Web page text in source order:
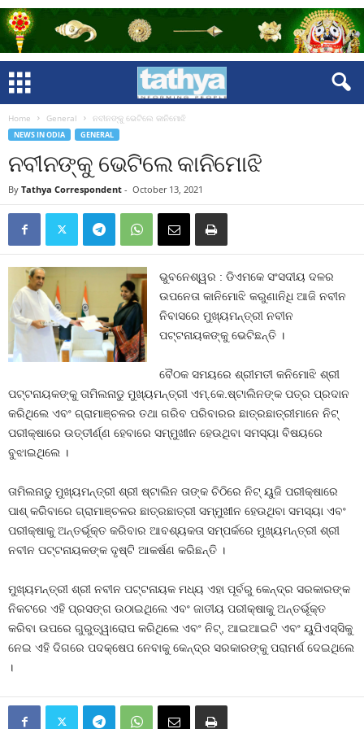
Home General ନବୀନଙ୍କୁ ଭେଟିଲେ କାନିମୋଝି
NEWS IN ODIA GENERAL
ନବୀନଙ୍କୁ ଭେଟିଲେ କାନିମୋଝି
By Tathya Correspondent - October 13, 2021
ଭୁବନେଶ୍ୱର : ଡିଏମକେ ସଂସଦୀୟ ଦଳର
ଉପନେତା କାନିମୋଝି କରୁଣାନିଧି ଆଜି ନବୀନ
ନିବାସରେ ମୁଖ୍ୟମନ୍ତ୍ରୀ ନବୀନ
ପଟ୍ଟନାୟକଙ୍କୁ ଭେଟିଛନ୍ତି ।
ବୈଠକ ସମୟରେ ଶ୍ରୀମତୀ କନିମୋଝି ଶ୍ରୀ
ପଟ୍ଟନାୟକଙ୍କୁ ତାମିଲନାଡୁ ମୁଖ୍ୟମନ୍ତ୍ରୀ ଏମ୍‍.କେ.ଷ୍ଟାଲିନଙ୍କ ପତ୍ର ପ୍ରଦାନ
କରିଥିଲେ ଏବଂ ଗ୍ରାମାଞ୍ଚଳର ତଥା ଗରିବ ପରିବାରର ଛାତ୍ରଛାତ୍ରୀମାନେ ନିଟ୍‍
ପରୀକ୍ଷାରେ ଉତ୍ତୀର୍ଣ୍ଣ ହେବାରେ ସମ୍ମୁଖୀନ ହେଉଥିବା ସମସ୍ୟା ବିଷୟରେ
ବୁଝାଇଥିଲେ ।
ତାମିଲନାଡୁ ମୁଖ୍ୟମନ୍ତ୍ରୀ ଶ୍ରୀ ଷ୍ଟାଲିନ ତାଙ୍କ ଚିଠିରେ ନିଟ୍‍ ୟୁଜି ପରୀକ୍ଷାରେ
ପାଶ୍‍ କରିବାରେ ଗ୍ରାମାଞ୍ଚଳର ଛାତ୍ରଛାତ୍ରୀ ସମ୍ମୁଖୀନ ହେଉଥିବା ସମସ୍ୟା ଏବଂ
ପରୀକ୍ଷାକୁ ଅନ୍ତର୍ଭୂକ୍ତ କରିବାର ଆବଶ୍ୟକତା ସମ୍ପର୍କରେ ମୁଖ୍ୟମନ୍ତ୍ରୀ ଶ୍ରୀ
ନବୀନ ପଟ୍ଟନାୟକଙ୍କ ଦୃଷ୍ଟି ଆକର୍ଷଣ କରିଛନ୍ତି ।
ମୁଖ୍ୟମନ୍ତ୍ରୀ ଶ୍ରୀ ନବୀନ ପଟ୍ଟନାୟକ ମଧ୍ୟ ଏହା ପୂର୍ବରୁ କେନ୍ଦ୍ର ସରକାରଙ୍କ
ନିକଟରେ ଏହି ପ୍ରସଙ୍ଗ ଉଠାଇଥିଲେ ଏବଂ ଜାତୀୟ ପରୀକ୍ଷାକୁ ଅନ୍ତର୍ଭୂକ୍ତ
କରିବା ଉପରେ ଗୁରୁତ୍ୱାରୋପ କରିଥିଲେ ଏବଂ ନିଟ୍‍, ଆଇଆଇଟି ଏବଂ ୟୁପିଏସ୍‍ସିକୁ
ନେଇ ଏହି ଦିଗରେ ପଦକ୍ଷେପ ନେବାକୁ କେନ୍ଦ୍ର ସରକାରଙ୍କୁ ପରାମର୍ଶ ଦେଇଥିଲେ
।